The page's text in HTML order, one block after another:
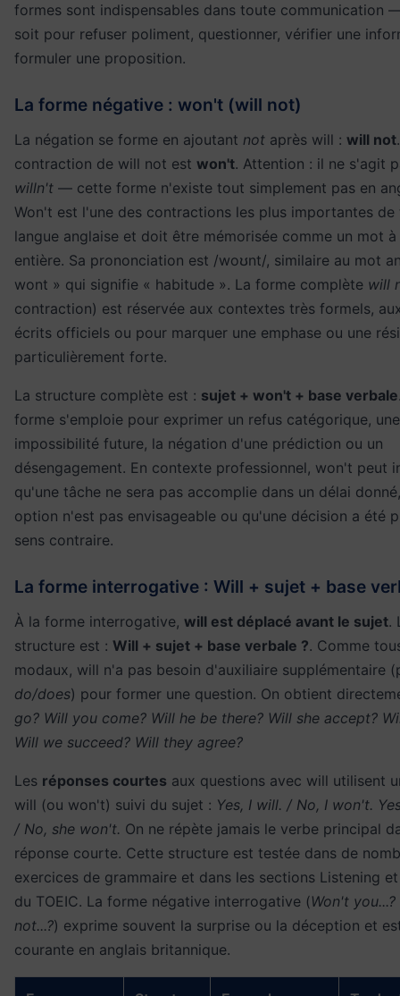
formes sont indispensables dans toute communication
soit pour refuser poliment, questionner, vérifier une
formuler une proposition.
La forme négative : won't (will not)
La négation se forme en ajoutant not après will : will not
contraction de will not est won't. Attention : il ne s'agit
willn't — cette forme n'existe tout simplement pas en
Won't est l'une des contractions les plus importantes de
langue anglaise et doit être mémorisée comme un mot
entière. Sa prononciation est /woʊnt/, similaire au mot
wont » qui signifie « habitude ». La forme complète will
contraction) est réservée aux contextes très formels,
écrits officiels ou pour marquer une emphase ou une
particulièrement forte.
La structure complète est : sujet + won't + base verbale
forme s'emploie pour exprimer un refus catégorique, une
impossibilité future, la négation d'une prédiction ou un
désengagement. En contexte professionnel, won't peut
qu'une tâche ne sera pas accomplie dans un délai
option n'est pas envisageable ou qu'une décision a été
sens contraire.
La forme interrogative : Will + sujet + base
À la forme interrogative, will est déplacé avant le sujet.
structure est : Will + sujet + base verbale ?. Comme
modaux, will n'a pas besoin d'auxiliaire supplémentaire
do/does) pour former une question. On obtient
go? Will you come? Will he be there? Will she accept?
Will we succeed? Will they agree?
Les réponses courtes aux questions avec will utilisent
will (ou won't) suivi du sujet : Yes, I will. / No, I won't.
/ No, she won't. On ne répète jamais le verbe principal
réponse courte. Cette structure est testée dans de
exercices de grammaire et dans les sections Listening
du TOEIC. La forme négative interrogative (Won't
not...?) exprime souvent la surprise ou la déception et
courante en anglais britannique.